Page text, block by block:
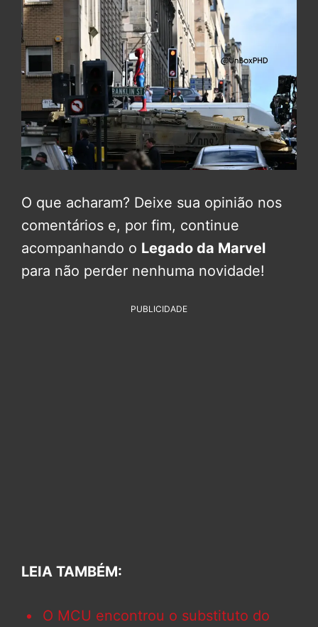
O que acharam? Deixe sua opinião nos
comentários e, por fim, continue
acompanhando o Legado da Marvel
para não perder nenhuma novidade!
PUBLICIDADE
LEIA TAMBÉM:
O MCU encontrou o substituto do